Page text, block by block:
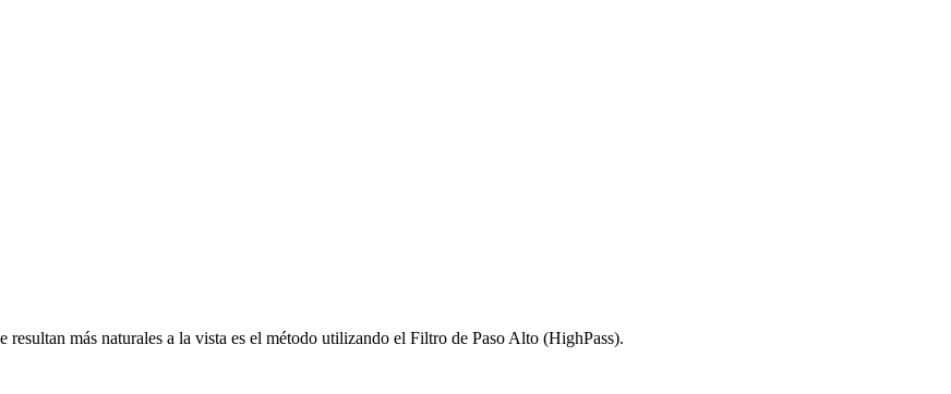
más naturales a la vista es el método utilizando el Filtro de Paso Alto (HighPass).